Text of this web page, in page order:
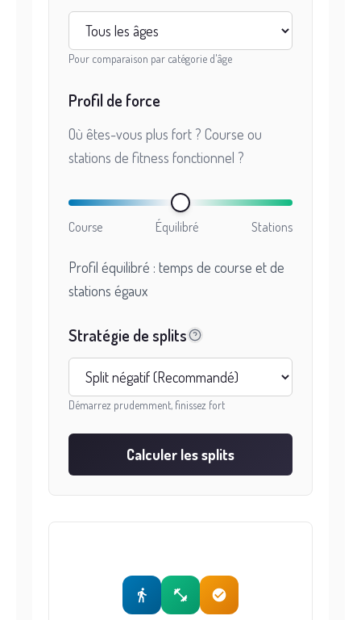
Pour comparaison par catégorie d'âge
Profil de force
Où êtes-vous plus fort ? Course ou
stations de fitness fonctionnel ?
Course Équilibré Stations
Profil équilibré : temps de course et de
stations égaux
Stratégie de splits
Démarrez prudemment, finissez fort
Calculer les splits